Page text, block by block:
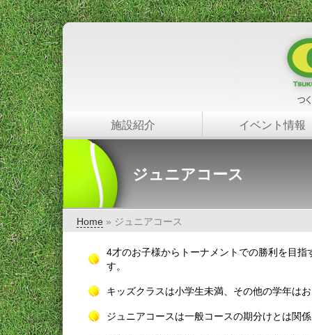
施設紹介 イベント情報
ジュニアコース
Home » ジュニアコース
4才のお子様からトーナメントでの勝利を目
す。
キッズクラスは小学生未満、その他の学年は
ジュニアコースは一般コースの期分けとは関